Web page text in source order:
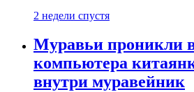
2 недели спустя
Муравьи проникли
компьютера
внутри муравейник